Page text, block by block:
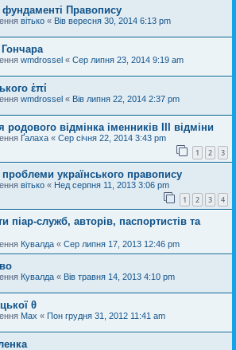
Правопису
вітько « Вів вересня 30, 2014 6:13 pm
wmdrossel « Сер липня 23, 2014 9:19 am
ἐπί
wmdrossel « Вів липня 22, 2014 2:37 pm
родового відмінка іменників III відміни
Ґалаха « Сер січня 22, 2014 3:43 pm
1 2 3
проблеми українського правопису
вітько « Нед серпня 11, 2013 3:06 pm
1 2 3 4
піар-служб, авторів, паспортистів та
Кувалда « Сер липня 17, 2013 12:46 pm
Кувалда « Вів травня 14, 2013 4:10 pm
θ
Max « Пон грудня 31, 2012 11:41 am